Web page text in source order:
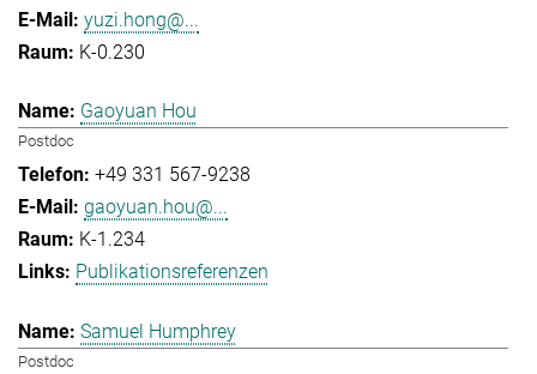
yuzi.hong@...
K-0.230
Gaoyuan Hou
Postdoc
+49 331 567-9238
gaoyuan.hou@...
K-1.234
Publikationsreferenzen
Samuel Humphrey
Postdoc